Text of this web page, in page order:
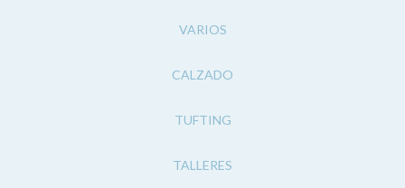
VARIOS
CALZADO
TUFTING
TALLERES